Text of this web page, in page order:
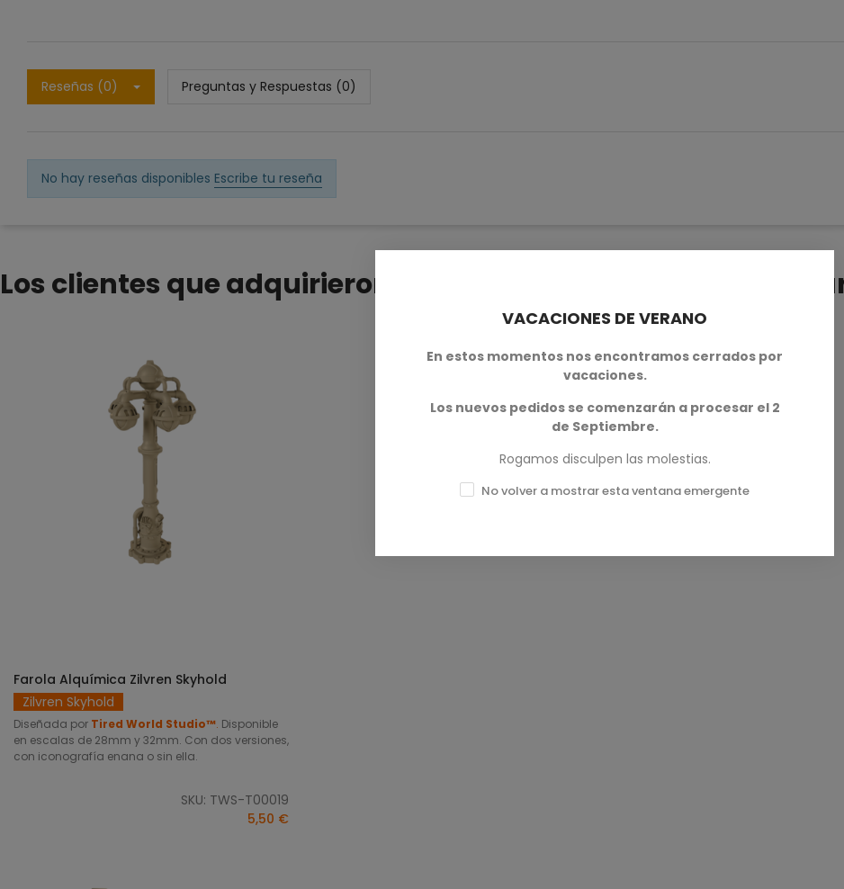
Reseñas (0) Preguntas y Respuestas (0)
No hay reseñas disponibles Escribe tu reseña
Los clientes que adquirieron este producto también
SELECCIONAR OPCIONES
Farola Alquímica Zilvren Skyhold
Zilvren Skyhold
Diseñada por Tired World Studio™. Disponible
en escalas de 28mm y 32mm. Con dos versiones,
con iconografía enana o sin ella.
SKU: TWS-T00019
5,50 €
VACACIONES DE VERANO
En estos momentos nos encontramos cerrados por
vacaciones.
Los nuevos pedidos se comenzarán a procesar el 2
de Septiembre.
Rogamos disculpen las molestias.
No volver a mostrar esta ventana emergente